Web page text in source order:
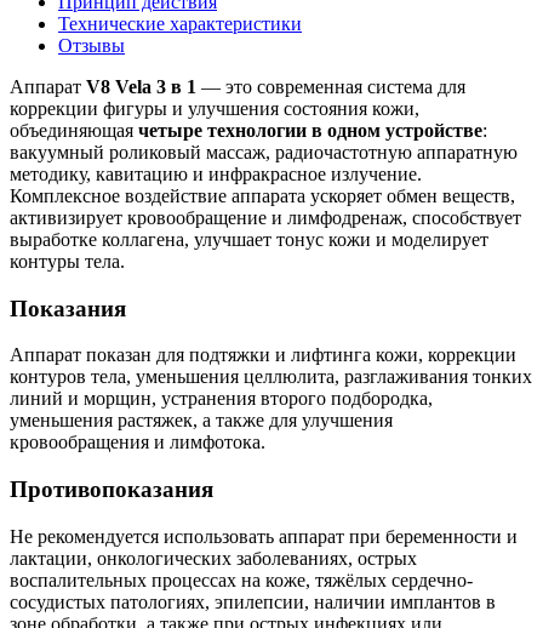
Технические характеристики
Отзывы
Аппарат V8 Vela 3 в 1 — это современная система для
коррекции фигуры и улучшения состояния кожи,
объединяющая четыре технологии в одном устройстве:
вакуумный роликовый массаж, радиочастотную аппаратную
методику, кавитацию и инфракрасное излучение.
Комплексное воздействие аппарата ускоряет обмен веществ,
активизирует кровообращение и лимфодренаж, способствует
выработке коллагена, улучшает тонус кожи и моделирует
контуры тела.
Показания
Аппарат показан для подтяжки и лифтинга кожи, коррекции
контуров тела, уменьшения целлюлита, разглаживания тонких
линий и морщин, устранения второго подбородка,
уменьшения растяжек, а также для улучшения
кровообращения и лимфотока.
Противопоказания
Не рекомендуется использовать аппарат при беременности и
лактации, онкологических заболеваниях, острых
воспалительных процессах на коже, тяжёлых сердечно-
сосудистых патологиях, эпилепсии, наличии имплантов в
зоне обработки, а также при острых инфекциях или